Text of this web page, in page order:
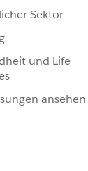
Sektor
und Life
ansehen